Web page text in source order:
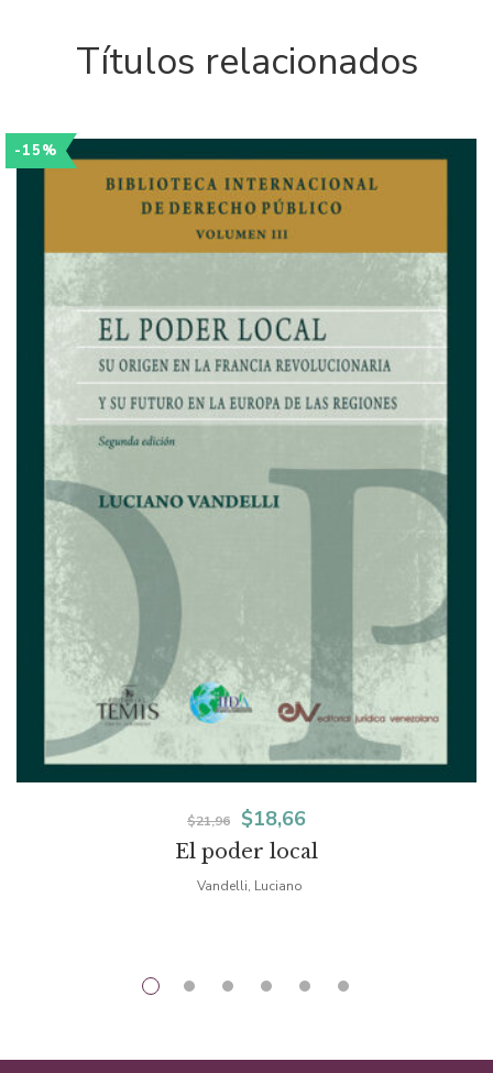
Títulos relacionados
-15%
El poder local
$21,96
El
precio
original
$21,96.
$18,66El
precio
$18,66.
Vandelli, Luciano